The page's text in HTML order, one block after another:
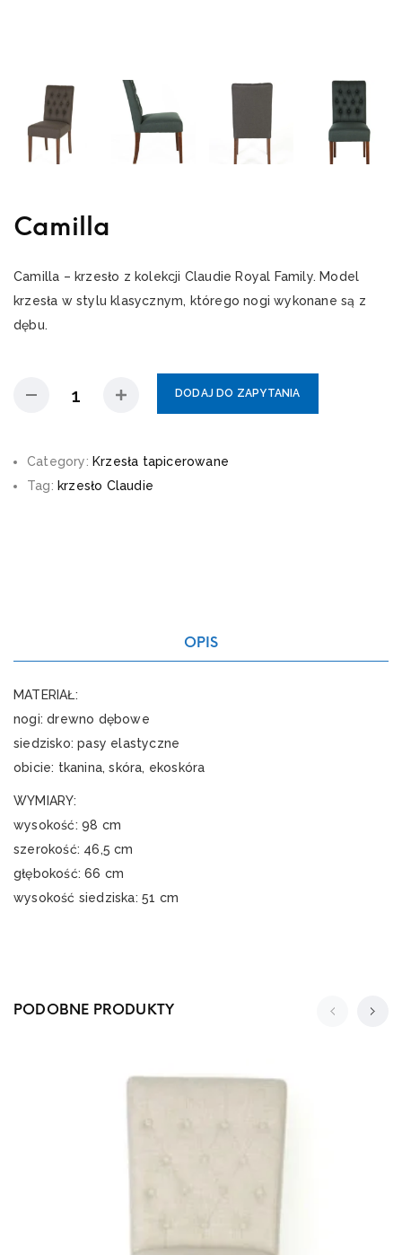
Camilla
Camilla – krzesło z kolekcji Claudie Royal Family. Model
krzesła w stylu klasycznym, którego nogi wykonane są z
dębu.
DODAJ DO ZAPYTANIA
Category: Krzesła tapicerowane
Tag: krzesło Claudie
OPIS
MATERIAŁ:
nogi: drewno dębowe
siedzisko: pasy elastyczne
obicie: tkanina, skóra, ekoskóra
WYMIARY:
wysokość: 98 cm
szerokość: 46,5 cm
głębokość: 66 cm
wysokość siedziska: 51 cm
PODOBNE PRODUKTY